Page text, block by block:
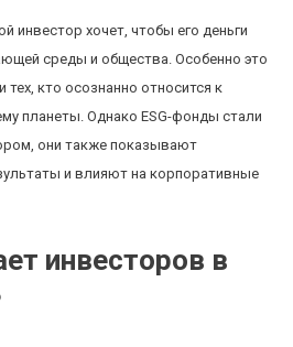
инвестор хочет, чтобы его деньги
среды и общества. Особенно это
кто осознанно относится к
планеты. Однако ESG-фонды стали
они также показывают
и влияют на корпоративные
инвесторов в